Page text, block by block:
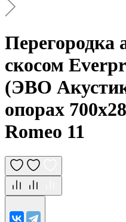
Перегородка
скосом
(ЭВО
опорах
Romeo 11